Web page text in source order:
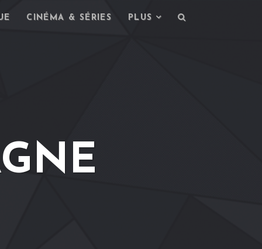
CINÉMA & SÉRIES PLUS